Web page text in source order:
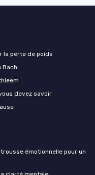
la perte de poids
Bach
devez savoir
émotionnelle pour un